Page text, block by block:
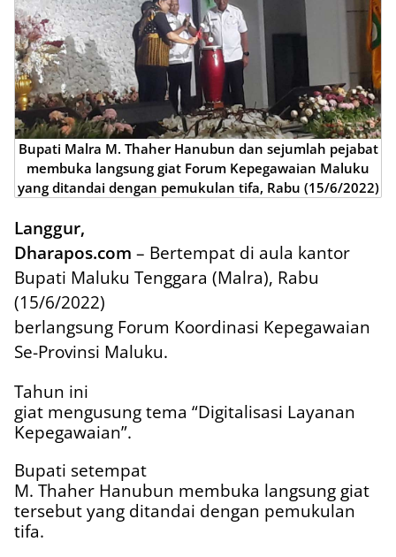
Bupati Malra M. Thaher Hanubun dan sejumlah pejabat
membuka langsung giat Forum Kepegawaian Maluku
yang ditandai dengan pemukulan tifa, Rabu (15/6/2022)
Langgur,
Dharapos.com – Bertempat di aula kantor
Bupati Maluku Tenggara (Malra), Rabu
(15/6/2022)
berlangsung Forum Koordinasi Kepegawaian
Se-Provinsi Maluku.
Tahun ini
giat mengusung tema “Digitalisasi Layanan
Kepegawaian”.
Bupati setempat
M. Thaher Hanubun membuka langsung giat
tersebut yang ditandai dengan pemukulan
tifa.